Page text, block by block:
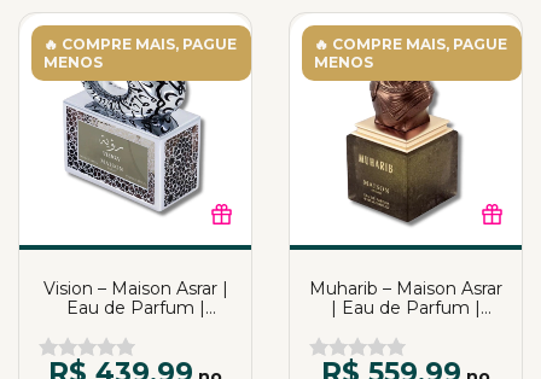
🔥 COMPRE MAIS, PAGUE
MENOS
Vision – Maison Asrar |
Eau de Parfum |
🔥 COMPRE MAIS, PAGUE
MENOS
Muharib – Maison Asrar
| Eau de Parfum |